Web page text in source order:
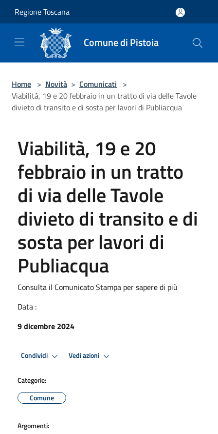
Regione Toscana
Comune di Pistoia
Home > Novità > Comunicati >
Viabilità, 19 e 20 febbraio in un tratto di via delle Tavole
divieto di transito e di sosta per lavori di Publiacqua
Viabilità, 19 e 20
febbraio in un tratto
di via delle Tavole
divieto di transito e di
sosta per lavori di
Publiacqua
Consulta il Comunicato Stampa per sapere di più
Data :
9 dicembre 2024
Condividi Vedi azioni
Categorie:
Comune
Argomenti: